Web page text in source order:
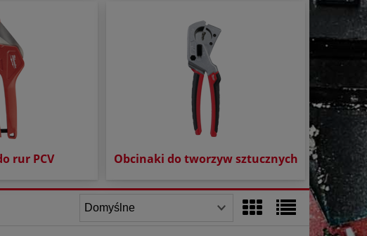
rur PCV Obcinaki do tworzyw sztucznych